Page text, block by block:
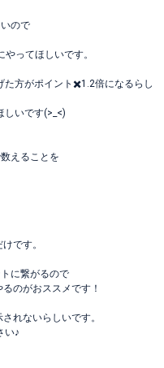
ので
ってほしいです。
方がポイント✖️1.2倍になるらし
しいです(>_<)
えることを
です。
に繋がるので
のがおススメです！
れないらしいです。
い♪